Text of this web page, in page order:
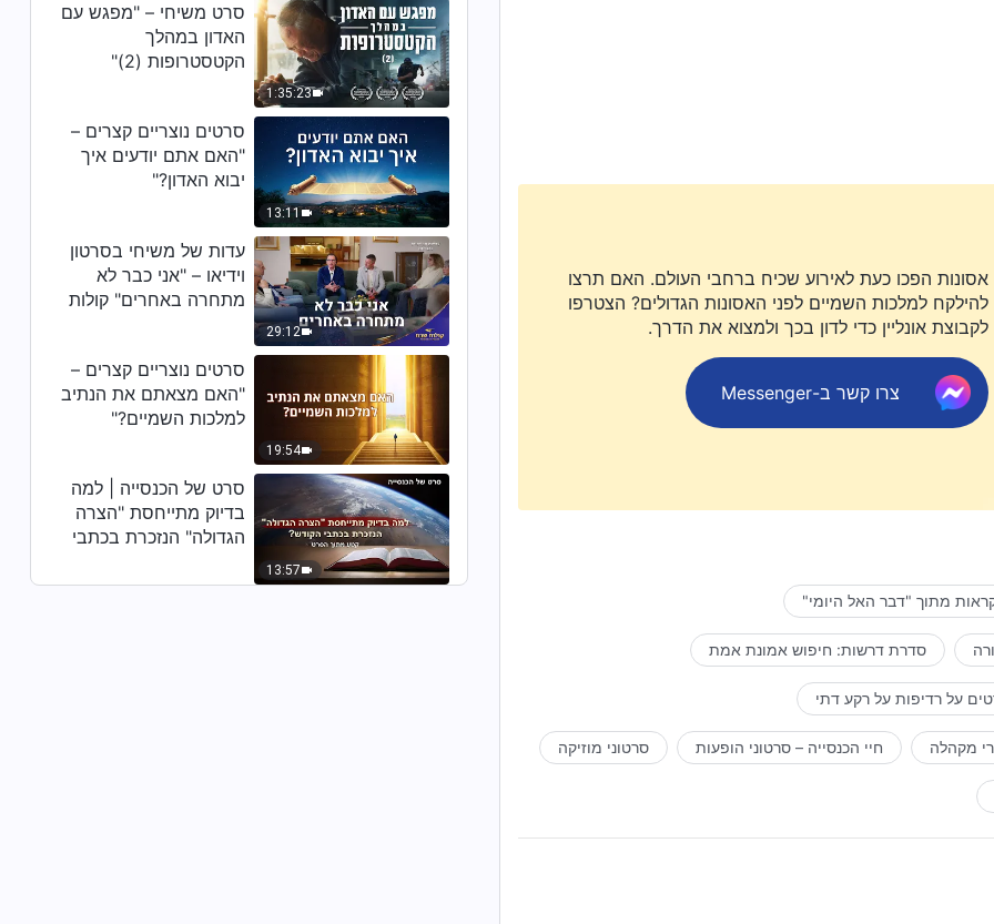
3:50
3:53
שיר ומחול – "החתירה אל האמת
היא הברכה הגדולה מכול"
4:34
שיר ומחול – "הנהייה אחר האל הכל
יכול היא הברכה הגדולה מכול"
5:09
שיר ומחול – "האל הכל יכול אוהב
אותי באמת ובתמים"
3:59
שיר ומחול – "חיים חדשים במלכות"
שיר ומחול – "אנו עדים למשיח של
אחרית הימים"
אסונות הפכו כעת לאירוע שכיח ברחבי העולם. האם תרצו
להילקח למלכות השמיים לפני האסונות הגדולים? הצטרפו
לקבוצת אונליין כדי לדון בכך ולמצוא את הדרך.
צרו קשר ב-Messenger
מתוך "דבר האל היומי"
סדרת דרשות: חיפוש אמונת אמת
על רדיפות על רקע דתי
מקהלה חיי הכנסייה – סרטוני הופעות סרטוני מוזיקה
1:35:23
סרט משיחי – "מפגש עם
האדון במהלך
הקטסטרופות (2)"
13:11
סרטים נוצריים קצרים –
"האם אתם יודעים איך
יבוא האדון?"
29:12
עדות של משיחי בסרטון
וידיאו – "אני כבר לא
מתחרה באחרים" קולות
19:54
סרטים נוצריים קצרים –
"האם מצאתם את הנתיב
למלכות השמיים?"
13:57
סרט של הכנסייה | למה
בדיוק מתייחסת "הצרה
הגדולה" הנזכרת בכתבי
מסרט)